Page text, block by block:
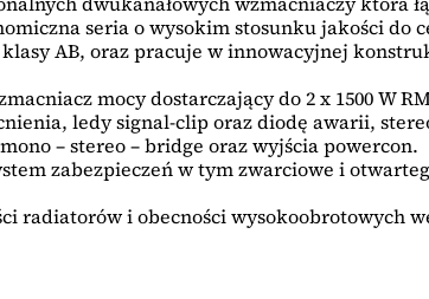
seria o wysokim stosunku jakości
AB, oraz pracuje w innowacyjnej
mocy dostarczający do 2 x 1500 W
ledy signal-clip oraz diodę awarii,
– stereo – bridge oraz wyjścia powercon.
zabezpieczeń w tym zwarciowe i
radiatorów i obecności wysokoobrotowych